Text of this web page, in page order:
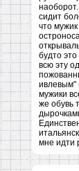
сидит
что
будто
всю эту
ивлевым"
мужики
же обувь
мне идти